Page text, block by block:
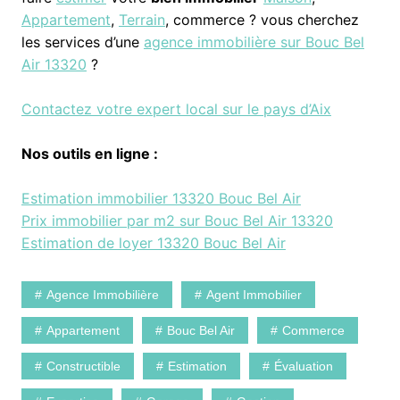
Appartement, Terrain, commerce ? vous cherchez
les services d’une agence immobilière sur Bouc Bel
Air 13320 ?
Contactez votre expert local sur le pays d’Aix
Nos outils en ligne :
Estimation immobilier 13320 Bouc Bel Air
Prix immobilier par m2 sur Bouc Bel Air 13320
Estimation de loyer 13320 Bouc Bel Air
Agence Immobilière Agent Immobilier
Appartement Bouc Bel Air Commerce
Constructible Estimation Évaluation